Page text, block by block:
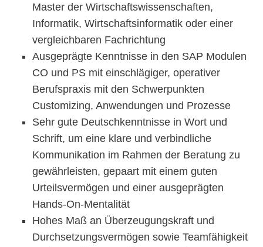
Master der Wirtschaftswissenschaften,
Informatik, Wirtschaftsinformatik oder einer
vergleichbaren Fachrichtung
Ausgeprägte Kenntnisse in den SAP Modulen
CO und PS mit einschlägiger, operativer
Berufspraxis mit den Schwerpunkten
Customizing, Anwendungen und Prozesse
Sehr gute Deutschkenntnisse in Wort und
Schrift, um eine klare und verbindliche
Kommunikation im Rahmen der Beratung zu
gewährleisten, gepaart mit einem guten
Urteilsvermögen und einer ausgeprägten
Hands-On-Mentalität
Hohes Maß an Überzeugungskraft und
Durchsetzungsvermögen sowie Teamfähigkeit